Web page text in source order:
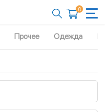
0
Прочее Одежда